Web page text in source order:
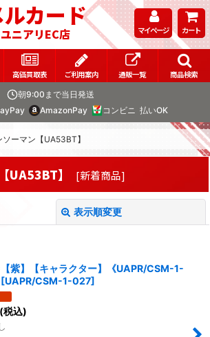
ルカード
ユニアリEC店 マイページ カート
高価買取表 ご利用案内 通販一覧
商品検索
朝9:00まで当日発送
AmazonPay コンビニ 払いOK
ーマン【UA53BT】
UA53BT】 [新着商品]
表示順変更
紫】【キャラクター】《UAPR/CSM-1-
[UAPR/CSM-1-027]
(税込)